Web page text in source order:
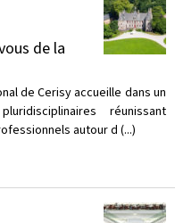
de la
de Cerisy accueille dans un
réunissant
autour d (...)